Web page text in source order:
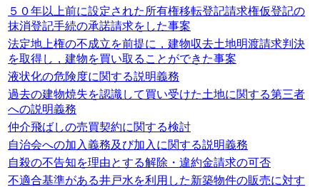
５０年以上前に設定された所有権移転登記請求権仮登記の
抹消登記手続の承諾請求をした事案
法定地上権の不成立を前提に，建物収去土地明渡請求判決
を取得し，建物を買い取ることができた事案
液状化の危険度に関する説明義務
過去の建物焼失を認識して買い受けた土地に関する第三者
への説明義務
仲介飛ばしの売買契約に関する検討
自治会への加入義務及び加入に関する説明義務
自殺の不告知を理由とする解除・違約金請求の可否
不適合基準がある井戸水を利用した新築物件の販売に対す